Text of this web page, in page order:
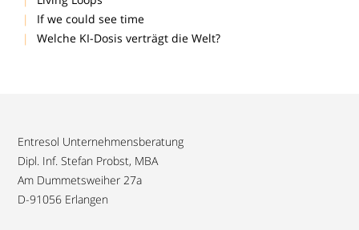
If we could see time
Welche KI-Dosis verträgt die Welt?
Entresol Unternehmensberatung
Dipl. Inf. Stefan Probst, MBA
Am Dummetsweiher 27a
D-91056 Erlangen